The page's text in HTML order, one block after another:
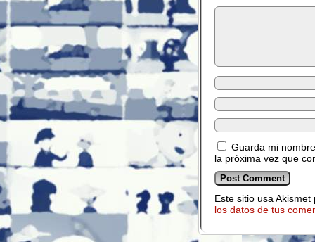
Guarda mi
la próxima vez que
Este sitio usa
los datos de tus